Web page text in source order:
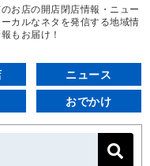
お店の開店閉店情報・ニュー
カルなネタを発信する地域情
もお届け！
ニュース
おでかけ